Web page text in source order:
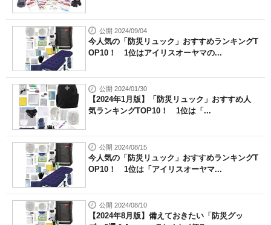
公開 2024/09/04
今人気の「防災リュック」おすすめランキングT
OP10！ 1位はアイリスオーヤマの...
公開 2024/01/30
【2024年1月版】「防災リュック」おすすめ人
気ランキングTOP10！ 1位は「...
公開 2024/08/15
今人気の「防災リュック」おすすめランキングT
OP10！ 1位は「アイリスオーヤマ...
公開 2024/08/10
【2024年8月版】備えておきたい「防災グッ